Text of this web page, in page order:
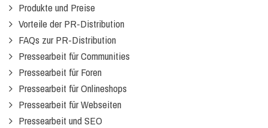
Produkte und Preise
Vorteile der PR-Distribution
FAQs zur PR-Distribution
Pressearbeit für Communities
Pressearbeit für Foren
Pressearbeit für Onlineshops
Pressearbeit für Webseiten
Pressearbeit und SEO